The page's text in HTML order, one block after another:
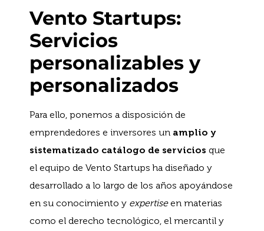
Vento Startups:
Servicios
personalizables y
personalizados
Para ello, ponemos a disposición de
emprendedores e inversores un amplio y
sistematizado catálogo de servicios que
el equipo de Vento Startups ha diseñado y
desarrollado a lo largo de los años apoyándose
en su conocimiento y expertiseen materias
como el derecho tecnológico, el mercantil y